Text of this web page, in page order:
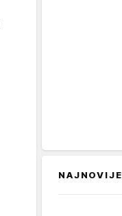
NAJNOVIJE